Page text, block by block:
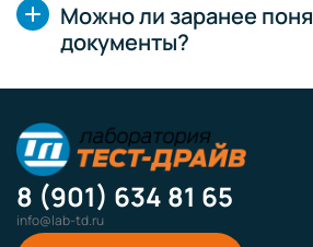
Можно ли заранее
документы?
8 (901) 634 81 65
info@lab-td.ru